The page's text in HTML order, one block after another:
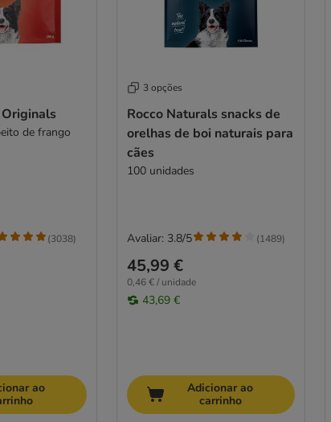
de frango
(3038)
ao
3 opções
Rocco Naturals snacks de
orelhas de boi naturais para
cães
100 unidades
45,99 €
0,46 € / unidade
43,69 €
Avaliar: 3.8/5 (1489)
Adicionar ao
carrinho